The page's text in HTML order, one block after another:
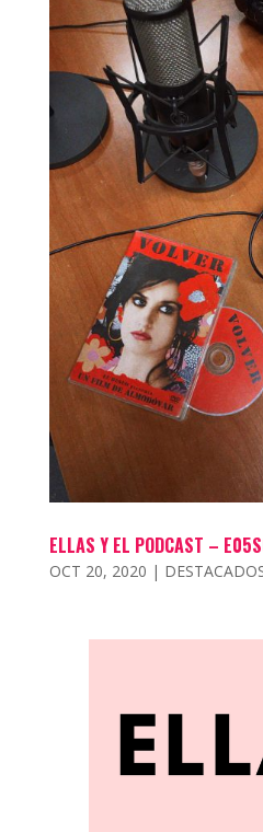
ELLAS Y EL PODCAST –
OCT 20, 2020 |